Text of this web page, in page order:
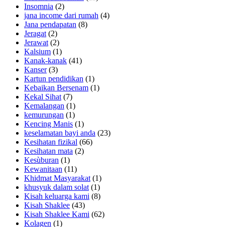
Insomnia (2)
jana income dari rumah (4)
Jana pendapatan (8)
Jeragat (2)
Jerawat (2)
Kalsium (1)
Kanak-kanak (41)
Kanser(3)
Kartun pendidikan (1)
Kebaikan Bersenam (1)
Kekal Sihat (7)
Kemalangan (1)
kemurungan (1)
Kencing Manis (1)
keselamatan bayi anda (23)
Kesihatan fizikal (66)
Kesihatan mata (2)
Kesùburan (1)
Kewanitaan (11)
Khidmat Masyarakat (1)
khusyuk dalam solat (1)
Kisah keluarga kami (8)
Kisah Shaklee (43)
Kisah Shaklee Kami (62)
Kolagen (1)